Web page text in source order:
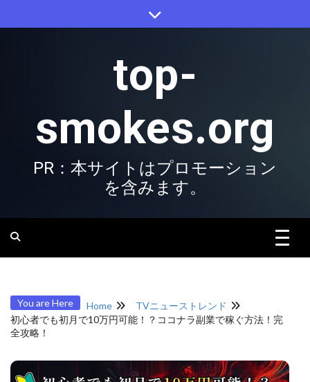
top-
smokes.org
PR：本サイトはプロモーション
を含みます。
You are Here Home
TVニューストレンド
初心者でも初月で10万円可能！？ココナラ副業で稼ぐ方法！完
全攻略！